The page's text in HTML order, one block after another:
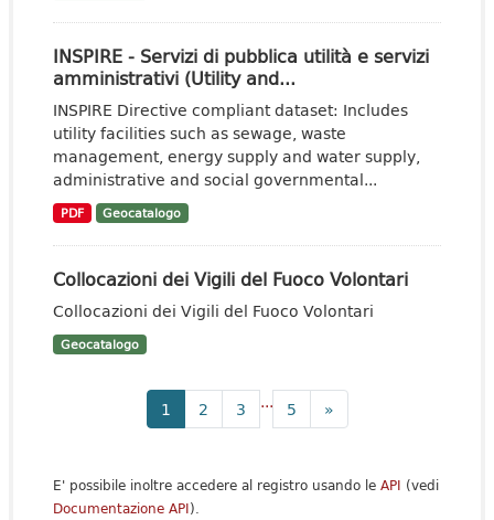
INSPIRE - Servizi di pubblica utilità e servizi
amministrativi (Utility and...
INSPIRE Directive compliant dataset: Includes
utility facilities such as sewage, waste
management, energy supply and water supply,
administrative and social governmental...
PDF Geocatalogo
Collocazioni dei Vigili del Fuoco Volontari
Collocazioni dei Vigili del Fuoco Volontari
Geocatalogo
1 2 3 ... 5 »
E' possibile inoltre accedere al registro usando le API (vedi
Documentazione API).